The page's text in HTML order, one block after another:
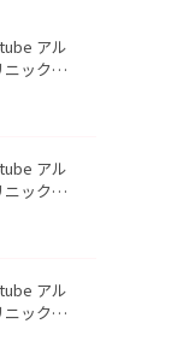
アル
ック札
す人が
した。
アル
ック札
教える
。
アル
ック札